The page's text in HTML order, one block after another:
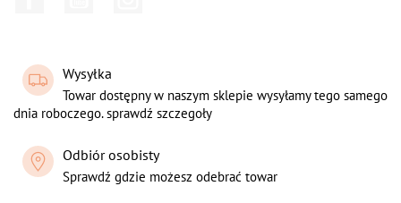
Wysyłka
Towar dostępny w naszym sklepie wysyłamy tego samego
dnia roboczego. sprawdź szczegoły
Odbiór osobisty
Sprawdź gdzie możesz odebrać towar